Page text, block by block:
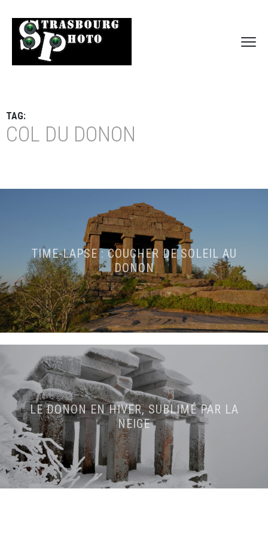
TAG:
COL DU DONON
TIME-LAPSE : COUCHER DE SOLEIL AU
DONON
LE DONON EN HIVER, SUBLIMÉ PAR LA
NEIGE